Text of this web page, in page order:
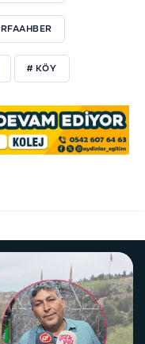
# KÖY